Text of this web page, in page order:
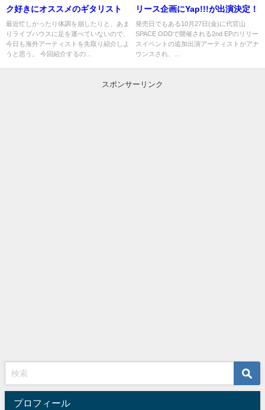
ク好きにオススメのギタリスト
最近忙しかったり体調を崩したりと、あま
りライブハウスに足を運べていないので、
今日も海外アーティストを先取り紹介しよ
うと思う。 今回紹介するの...
リース企画にYap!!!が出演決定！
発売日でもある10月27日(金)に代官山
SPACE ODDで開催される2nd EPのリリー
スイベントの追加出演アーティストがアナ
ウンスされ、...
スポンサーリンク
プロフィール